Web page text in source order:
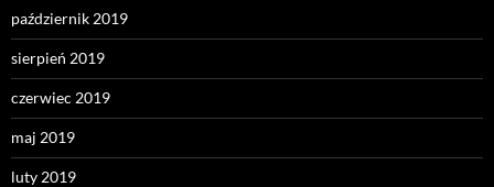
październik 2019
sierpień 2019
czerwiec 2019
maj 2019
luty 2019